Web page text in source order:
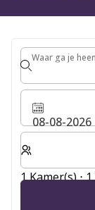
Waar ga je
Waar ga je
08-08-2026
Selecteer het
1 Kamer(s) ⋅